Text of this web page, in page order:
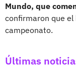
Mundo, que
confirmaron que
campeonato.
Últimas